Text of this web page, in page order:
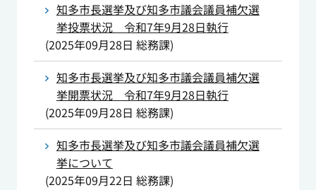
知多市長選挙及び知多市議会議員補欠選
挙投票状況 令和7年9月28日執行
(2025年09月28日 総務課)
知多市長選挙及び知多市議会議員補欠選
挙開票状況 令和7年9月28日執行
(2025年09月28日 総務課)
知多市長選挙及び知多市議会議員補欠選
挙について
(2025年09月22日 総務課)